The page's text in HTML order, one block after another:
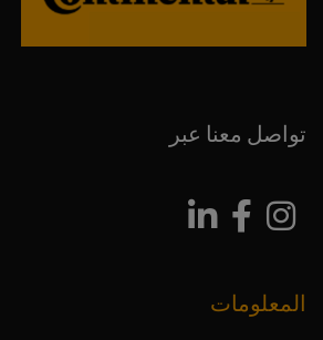
تواصل معنا عبر
المعلومات